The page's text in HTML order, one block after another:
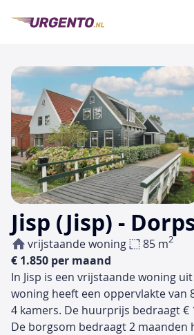
Jisp (Jisp) -
vrijstaande woning 85 m2
€ 1.850 per maand
In Jisp is een vrijstaande woning
woning heeft een oppervlakte van
4 kamers. De huurprijs bedraagt €
De borgsom bedraagt 2 maanden